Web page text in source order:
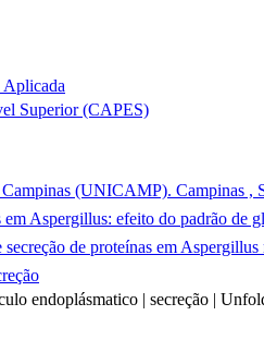
Superior (CAPES)
(UNICAMP). Campinas ,
Aspergillus: efeito do padrão de
de proteínas em Aspergillus
endoplásmatico | secreção |